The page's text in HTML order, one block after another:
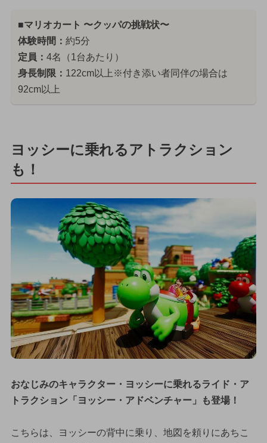
■マリオカート 〜クッパの挑戦状〜
体験時間： 約5分
定員： 4名（1台あたり）
身長制限： 122cm以上※付き添い者同伴の場合は
92cm以上
ヨッシーに乗れるアトラクション
も！
おなじみのキャラクター・ヨッシーに乗れるライド・ア
トラクション「ヨッシー・アドベンチャー」も登場！
こちらは、ヨッシーの背中に乗り、地図を頼りにあちこ